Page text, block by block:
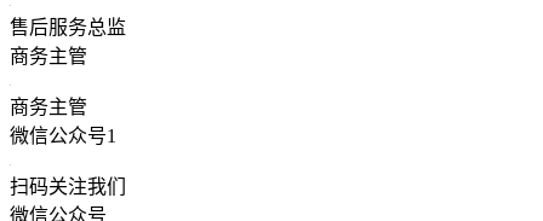
售后服务总监
商务主管
商务主管
微信公众号1
扫码关注我们
微信公众号